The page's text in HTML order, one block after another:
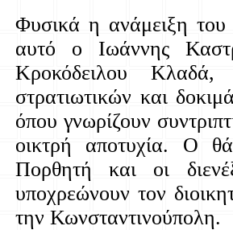
Φυσικά η ανάμειξη του
αυτό ο Ιωάννης
Κροκόδειλου
στρατιωτικών και
όπου γνωρίζουν
οικτρή αποτυχία. Ο
Πορθητή και οι
υποχρεώνουν τον
την Κωνσταντινούπολη.